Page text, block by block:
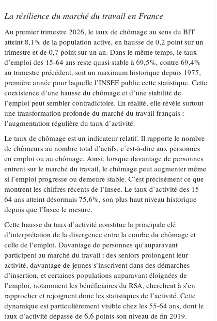
La résilience du marché du travail en France
Au premier trimestre 2026, le taux de chômage au sens du BIT
atteint 8,1% de la population active, en hausse de 0,2 point sur un
trimestre et de 0,7 point sur un an. Dans le même temps, le taux
d’emploi des 15-64 ans reste quasi stable à 69,5%, contre 69,4%
au trimestre précédent, soit un maximum historique depuis 1975,
première année pour laquelle l’INSEE publie cette statistique. Cette
coexistence d’une hausse du chômage et d’une stabilité de
l’emploi peut sembler contradictoire. En réalité, elle révèle surtout
une transformation profonde du marché du travail français :
l’augmentation régulière du taux d’activité.
Le taux de chômage est un indicateur relatif. Il rapporte le nombre
de chômeurs au nombre total d’actifs, c’est-à-dire aux personnes
en emploi ou au chômage. Ainsi, lorsque davantage de personnes
entrent sur le marché du travail, le chômage peut augmenter même
si l’emploi progresse ou demeure stable. C’est précisément ce que
montrent les chiffres récents de l’Insee. Le taux d’activité des 15-
64 ans atteint désormais 75,6%, son plus haut niveau historique
depuis que l’Insee le mesure.
Cette hausse du taux d’activité constitue la principale clé
d’interprétation de la divergence entre la courbe du chômage et
celle de l’emploi. Davantage de personnes qu’auparavant
participent au marché du travail : des seniors prolongent leur
activité, davantage de jeunes s’inscrivent dans des démarches
d’insertion, et certaines populations auparavant éloignées de
l’emploi, notamment les bénéficiaires du RSA, cherchent à s’en
rapprocher et rejoignent donc les statistiques de l’activité. Cette
dynamique est particulièrement visible chez les 55-64 ans, dont le
taux d’activité dépasse de 6,6 points son niveau de fin 2019.